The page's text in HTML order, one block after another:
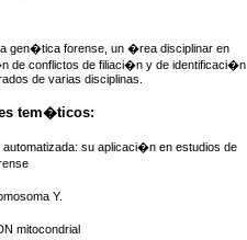
gen�tica forense, un �rea disciplinar en
de conflictos de filiaci�n y de identificaci�n
de varias disciplinas.
tem�ticos:
su aplicaci�n en estudios de
Y.
mitocondrial